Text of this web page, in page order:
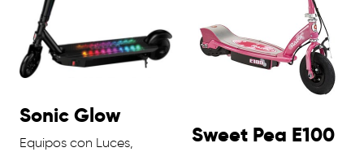
Sonic Glow
Equipos con Luces,
Sweet Pea E100